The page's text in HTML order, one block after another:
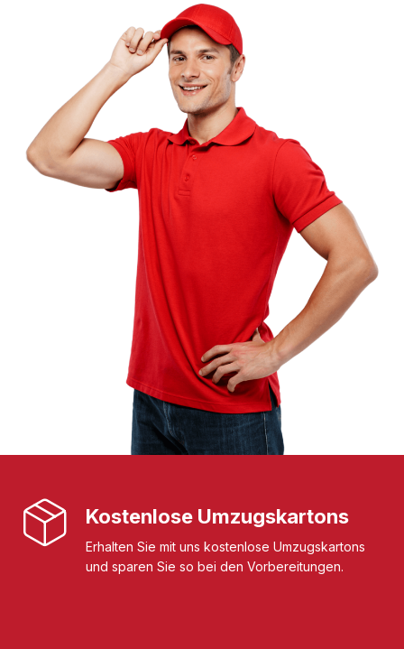
Kostenlose Umzugskartons
Erhalten Sie mit uns kostenlose Umzugskartons
und sparen Sie so bei den Vorbereitungen.